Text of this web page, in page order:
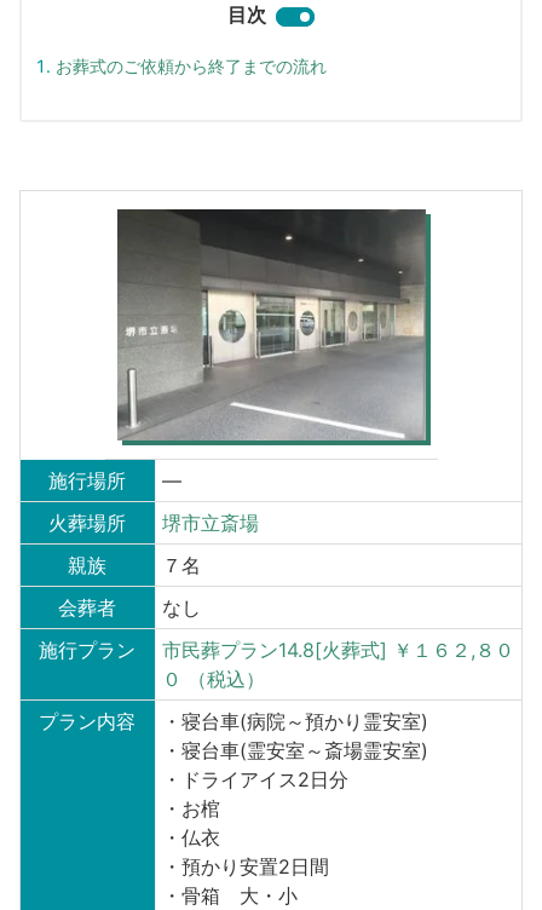
目次
お葬式のご依頼から終了までの流れ
施行場所
—
火葬場所
堺市立斎場
親族
７名
会葬者
なし
施行プラン
市民葬プラン14.8[火葬式] ￥１６２,８０
０ （税込）
プラン内容
・寝台車(病院～預かり霊安室)
・寝台車(霊安室～斎場霊安室)
・ドライアイス2日分
・お棺
・仏衣
・預かり安置2日間
・骨箱 大・小